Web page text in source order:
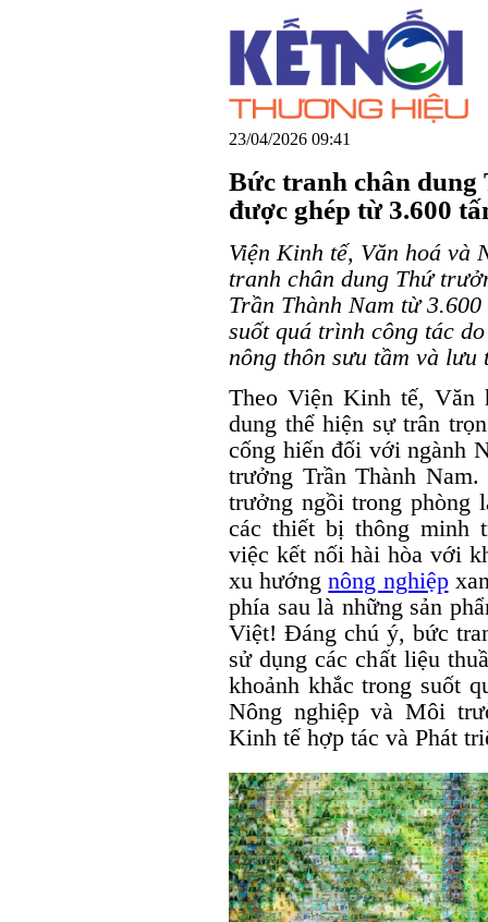
23/04/2026 09:41
Bức tranh chân
được ghép từ 3.600
Viện Kinh tế, Văn hoá và
tranh chân dung Thứ
Trần Thành Nam từ
suốt quá trình công tác
nông thôn sưu tầm và lưu
Theo Viện Kinh tế, Văn
dung thể hiện sự trân
cống hiến đối với ngành
trưởng Trần Thành
trưởng ngồi trong phòng
các thiết bị thông minh
việc kết nối hài hòa với
xu hướngnông nghiệp
phía sau là những sản
Việt! Đáng chú ý, bức
sử dụng các chất liệu
khoảnh khắc trong suốt
Nông nghiệp và Môi
Kinh tế hợp tác và Phát